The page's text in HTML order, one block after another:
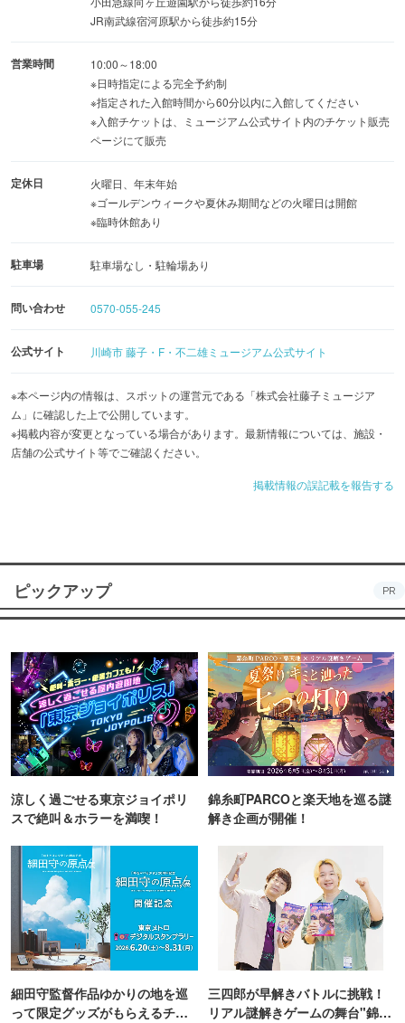
ほかにも、オリジナルのカプセルトイをゲットできる「み
んなのひろば」、同氏の作品を自由に読める「まんがコー
ナー」、200インチスクリーンを備えた映像展示室「Fシア
ター」など、藤子・F・不二雄の“夢”と“ふしぎ”と“遊びゴコ
ロ”に出会える仕掛けが満載です。
3階にある「はらっぱ」は、ミュージアムの自然を満喫で
きる屋上スペース。芝生に包まれた広場には、おなじみの
す。
同階には「ミュージアムカフェ」もあり、窓から“はらっ
ユニークなメニューを堪能できます。また、3階はらっぱ
の隅にあるギフトコーナー「藤子屋」への訪問も忘れず
に。人気のオリジナル｢どら焼き｣や｢アンキパンラスク｣な
ど、みんなに喜ばれるようなお土産を購入できます。
JR南武線宿河原駅から徒歩約15分
営業時間
10:00～18:00
※日時指定による完全予約制
※指定された入館時間から60分以内に入館してください
※入館チケットは、ミュージアム公式サイト内のチケット販売
ページにて販売
定休日
火曜日、年末年始
※ゴールデンウィークや夏休み期間などの火曜日は開館
※臨時休館あり
駐車場 駐車場なし・駐輪場あり
問い合わせ 0570-055-245
公式サイト 川崎市 藤子・F・不二雄ミュージアム公式サイト
※本ページ内の情報は、スポットの運営元である「株式会社藤子ミュージア
ム」に確認した上で公開しています。
※掲載内容が変更となっている場合があります。最新情報については、施設・
店舗の公式サイト等でご確認ください。
掲載情報の誤記載を報告する
ピックアップ PR
涼しく過ごせる東京ジョイポリ
スで絶叫＆ホラーを満喫！
錦糸町PARCOと楽天地を巡る謎
解き企画が開催！
細田守監督作品ゆかりの地を巡
って限定グッズがもらえるチャ
三四郎が早解きバトルに挑戦！
リアル謎解きゲームの舞台"錦糸